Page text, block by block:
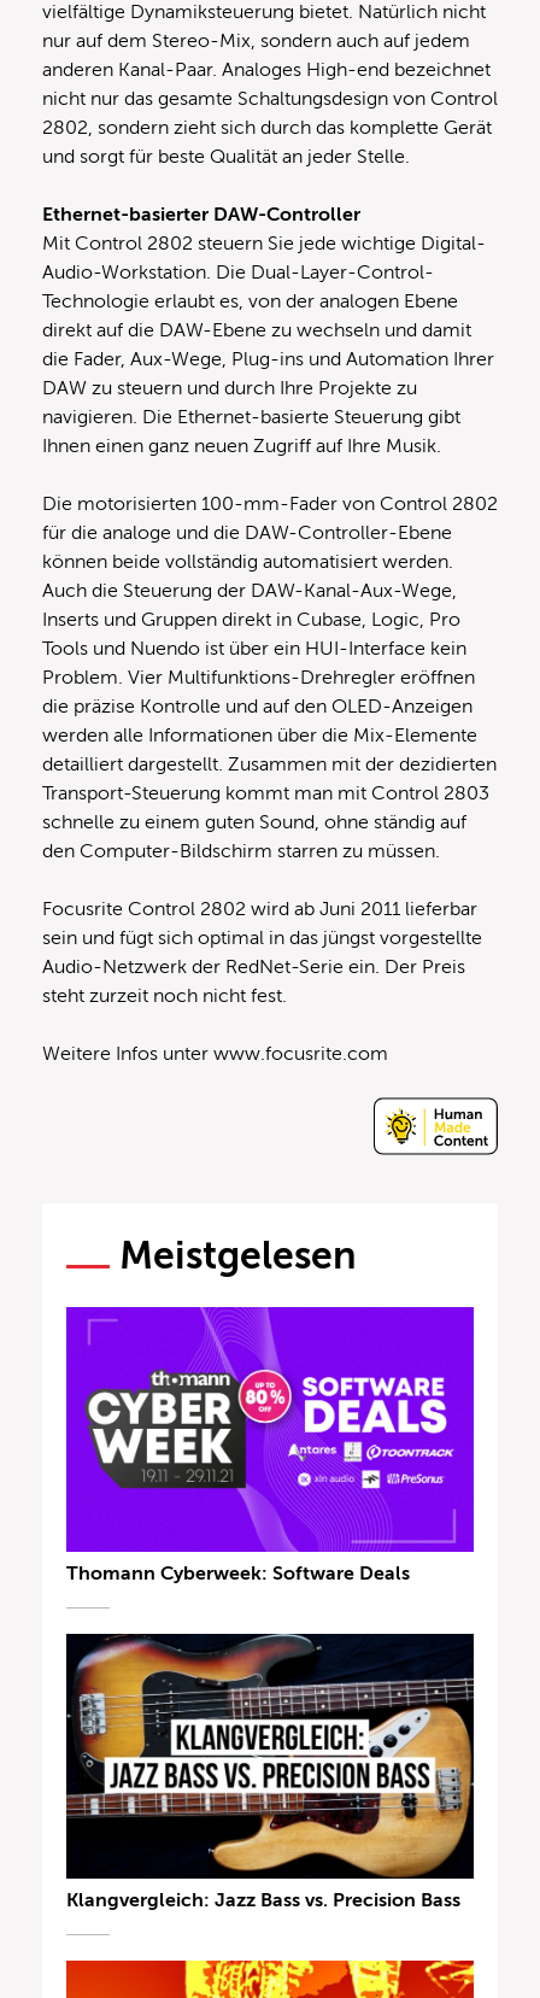
vielfältige Dynamiksteuerung bietet. Natürlich nicht
nur auf dem Stereo-Mix, sondern auch auf jedem
anderen Kanal-Paar. Analoges High-end bezeichnet
nicht nur das gesamte Schaltungsdesign von Control
2802, sondern zieht sich durch das komplette Gerät
und sorgt für beste Qualität an jeder Stelle.
Ethernet-basierter DAW-Controller
Mit Control 2802 steuern Sie jede wichtige Digital-
Audio-Workstation. Die Dual-Layer-Control-
Technologie erlaubt es, von der analogen Ebene
direkt auf die DAW-Ebene zu wechseln und damit
die Fader, Aux-Wege, Plug-ins und Automation Ihrer
DAW zu steuern und durch Ihre Projekte zu
navigieren. Die Ethernet-basierte Steuerung gibt
Ihnen einen ganz neuen Zugriff auf Ihre Musik.
Die motorisierten 100-mm-Fader von Control 2802
für die analoge und die DAW-Controller-Ebene
können beide vollständig automatisiert werden.
Auch die Steuerung der DAW-Kanal-Aux-Wege,
Inserts und Gruppen direkt in Cubase, Logic, Pro
Tools und Nuendo ist über ein HUI-Interface kein
Problem. Vier Multifunktions-Drehregler eröffnen
die präzise Kontrolle und auf den OLED-Anzeigen
werden alle Informationen über die Mix-Elemente
detailliert dargestellt. Zusammen mit der dezidierten
Transport-Steuerung kommt man mit Control 2803
schnelle zu einem guten Sound, ohne ständig auf
den Computer-Bildschirm starren zu müssen.
Focusrite Control 2802 wird ab Juni 2011 lieferbar
sein und fügt sich optimal in das jüngst vorgestellte
Audio-Netzwerk der RedNet-Serie ein. Der Preis
steht zurzeit noch nicht fest.
Weitere Infos unter www.focusrite.com
Meistgelesen
Thomann Cyberweek: Software Deals
Klangvergleich: Jazz Bass vs. Precision Bass